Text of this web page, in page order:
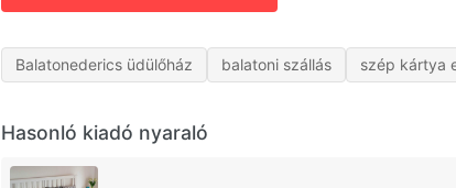
Balatonederics üdülőház balatoni szállás szép kártya
Hasonló kiadó nyaraló